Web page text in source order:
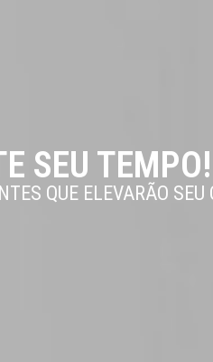
SEU TEMPO!
QUE ELEVARÃO